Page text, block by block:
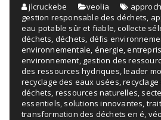
jlcruckebe veolia
gestion responsable des déchets
eau potable sûr et fiable ,collecte
déchets déchets défis
environnementale énergie ,
environnement gestion des
des ressources hydriques ,leader
recyclage des eaux usées ,
déchets ressources naturelles
essentiels solutions innovantes
transformation des déchets en é